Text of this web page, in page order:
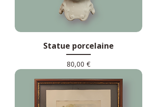
Statue porcelaine
Prix
80,00 €